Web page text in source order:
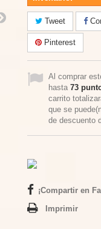
Tweet
Pinterest
Al comprar
hasta 73
carrito
que se
de descuento
¡Compartir en
Imprimir